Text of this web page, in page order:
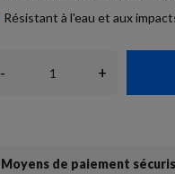
Résistant à l'eau et aux
- +
Moyens de paiement